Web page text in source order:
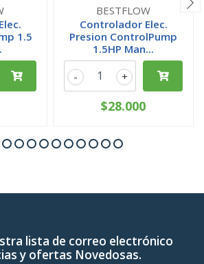
1.5
BESTFLOW
Controlador Elec.
Presion ControlPump
1.5HP Man...
+
-
$28.000
lista de correo electrónico
y ofertas Novedosas.